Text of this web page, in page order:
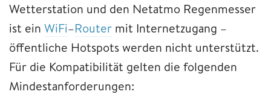
Wetterstation und den Netatmo Regenmesser
ist ein WiFi–Router mit Internetzugang –
öffentliche Hotspots werden nicht unterstützt.
Für die Kompatibilität gelten die folgenden
Mindestanforderungen: